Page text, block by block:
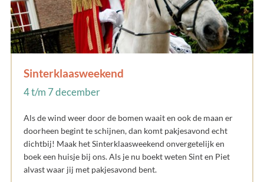
Sinterklaasweekend
4 t/m 7 december
Als de wind weer door de bomen waait en ook de maan er
doorheen begint te schijnen, dan komt pakjesavond echt
dichtbij! Maak het Sinterklaasweekend onvergetelijk en
boek een huisje bij ons. Als je nu boekt weten Sint en Piet
alvast waar jij met pakjesavond bent.